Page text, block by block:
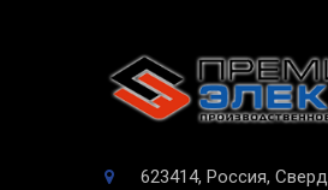
623414, Россия,